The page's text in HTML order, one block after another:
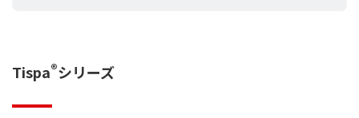
Tispa®シリーズ